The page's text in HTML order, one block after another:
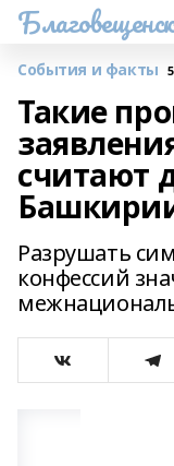
События и факты
Такие
считают
Разрушать
конфессий